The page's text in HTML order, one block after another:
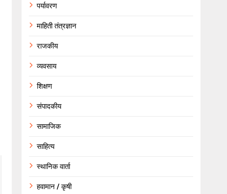
पर्यावरण
माहिती तंत्रज्ञान
राजकीय
व्यवसाय
शिक्षण
संपादकीय
सामाजिक
साहित्य
स्थानिक वार्ता
हवामान / कृषी